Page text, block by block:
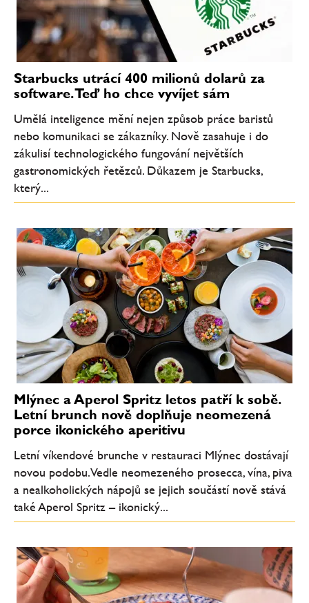
Starbucks utrácí 400 milionů dolarů za
software. Teď ho chce vyvíjet sám
Umělá inteligence mění nejen způsob práce baristů
nebo komunikaci se zákazníky. Nově zasahuje i do
zákulisí technologického fungování největších
gastronomických řetězců. Důkazem je Starbucks,
který...
Mlýnec a Aperol Spritz letos patří k sobě.
Letní brunch nově doplňuje neomezená
porce ikonického aperitivu
Letní víkendové brunche v restauraci Mlýnec dostávají
novou podobu. Vedle neomezeného prosecca, vína, piva
a nealkoholických nápojů se jejich součástí nově stává
také Aperol Spritz – ikonický...